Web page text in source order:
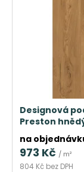
Designová
Preston
na
804 Kč bez DPH
973 Kč / m²